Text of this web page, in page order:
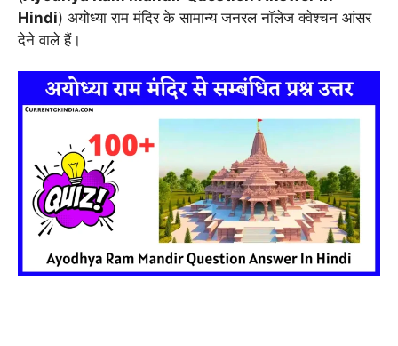
Hindi) अयोध्या राम मंदिर के सामान्य जनरल नॉलेज क्वेश्चन आंसर
देने वाले हैं।